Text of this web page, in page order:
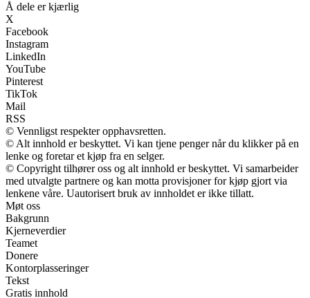
Å dele er kjærlig
X
Facebook
Instagram
LinkedIn
YouTube
Pinterest
TikTok
Mail
RSS
© Vennligst respekter opphavsretten.
© Alt innhold er beskyttet. Vi kan tjene penger når du klikker på en
lenke og foretar et kjøp fra en selger.
© Copyright tilhører oss og alt innhold er beskyttet. Vi samarbeider
med utvalgte partnere og kan motta provisjoner for kjøp gjort via
lenkene våre. Uautorisert bruk av innholdet er ikke tillatt.
Møt oss
Bakgrunn
Kjerneverdier
Teamet
Donere
Kontorplasseringer
Tekst
Gratis innhold